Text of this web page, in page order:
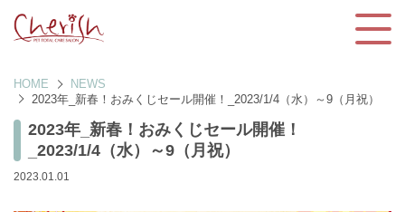
HOME
NEWS
2023年_新春！おみくじセール開催！_2023/1/4（水）～9（月祝）
2023年_新春！おみくじセール開催！
_2023/1/4（水）～9（月祝）
2023.01.01